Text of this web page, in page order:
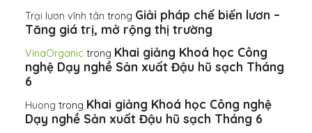
Trại lươn vĩnh tân trong Giải pháp chế biến lươn –
Tăng giá trị, mở rộng thị trường
VinaOrganic trong Khai giảng Khoá học Công
nghệ Dạy nghề Sản xuất Đậu hũ sạch Tháng
6
Huong trong Khai giảng Khoá học Công nghệ
Dạy nghề Sản xuất Đậu hũ sạch Tháng 6